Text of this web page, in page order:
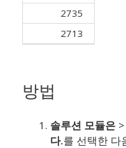
2735
2713
방법
솔루션 모듈은 >
다.를 선택한 다